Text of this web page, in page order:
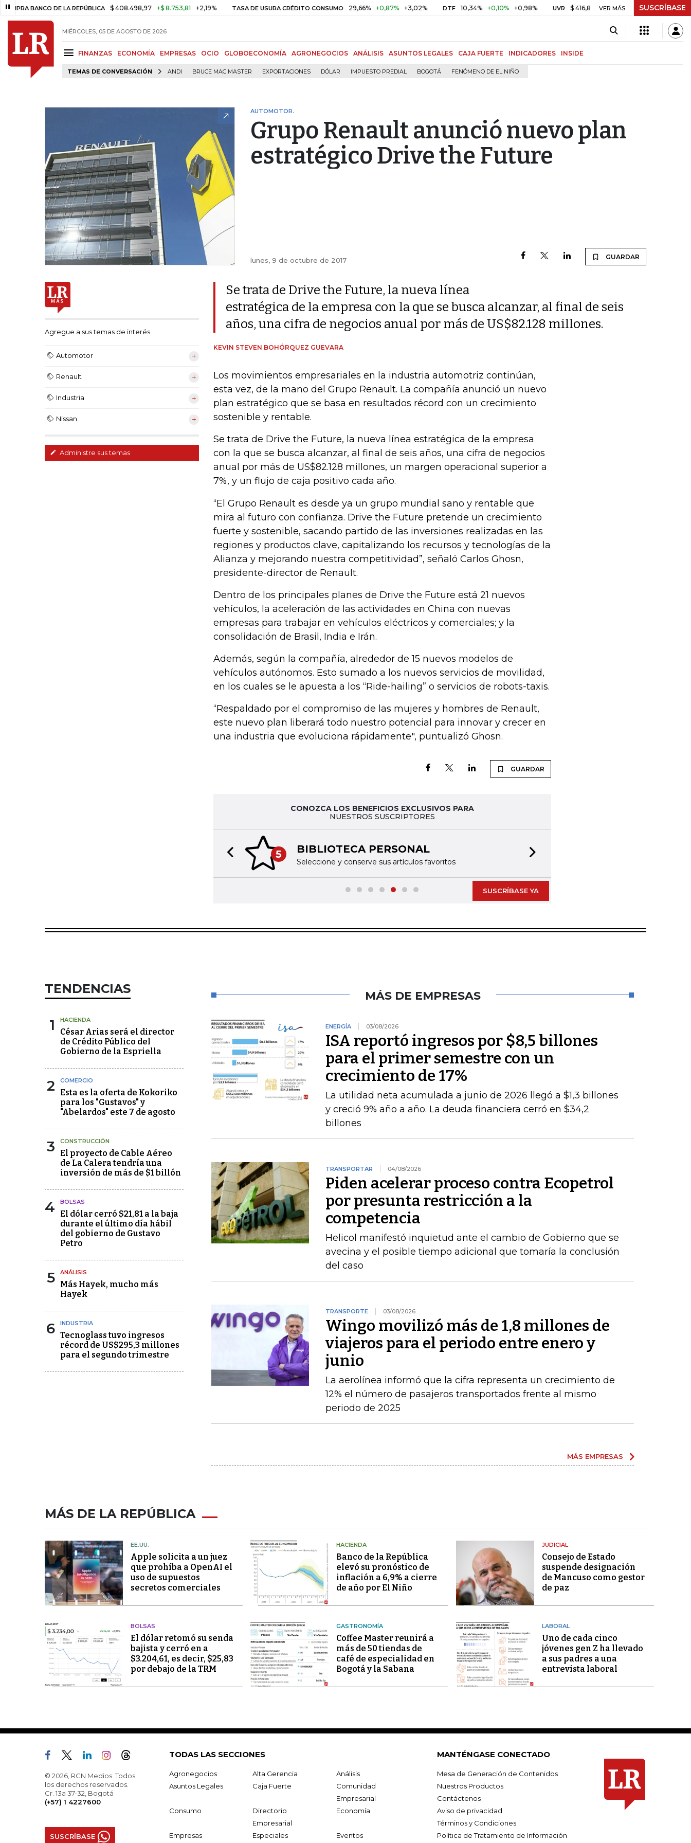
BANCO DE LA REPÚBLICA $ 408.498,97 +$ 8.753,81 +2,19% TASA DE USURA CRÉDITO CONSUMO 29,66% +0,87% +3,02% DTF 10,34% +0,10% +0,98% UVR $ 416,86 +$ 0,05 +0,01% BITCOIN US$
VER MÁS SUSCRÍBASE
MIÉRCOLES, 05 DE AGOSTO DE 2026
FINANZAS ECONOMÍA EMPRESAS OCIO GLOBOECONOMÍA AGRONEGOCIOS ANÁLISIS ASUNTOS LEGALES CAJA FUERTE INDICADORES INSIDE
TEMAS DE CONVERSACIÓN ANDI BRUCE MAC MASTER EXPORTACIONES DÓLAR IMPUESTO PREDIAL BOGOTÁ FENÓMENO DE EL NIÑO
AUTOMOTOR.
Grupo Renault anunció nuevo plan
estratégico Drive the Future
lunes, 9 de octubre de 2017 GUARDAR
Agregue a sus temas de interés
Automotor
Renault
Industria
Nissan
Administre sus temas
Se trata de Drive the Future, la nueva línea
estratégica de la empresa con la que se busca alcanzar, al final de seis
años, una cifra de negocios anual por más de US$82.128 millones.
KEVIN STEVEN BOHÓRQUEZ GUEVARA
Los movimientos empresariales en la industria automotriz continúan,
esta vez, de la mano del Grupo Renault. La compañía anunció un nuevo
plan estratégico que se basa en resultados récord con un crecimiento
sostenible y rentable.
Se trata de Drive the Future, la nueva línea estratégica de la empresa
con la que se busca alcanzar, al final de seis años, una cifra de negocios
anual por más de US$82.128 millones, un margen operacional superior a
7%, y un flujo de caja positivo cada año.
“El Grupo Renault es desde ya un grupo mundial sano y rentable que
mira al futuro con confianza. Drive the Future pretende un crecimiento
fuerte y sostenible, sacando partido de las inversiones realizadas en las
regiones y productos clave, capitalizando los recursos y tecnologías de la
Alianza y mejorando nuestra competitividad”, señaló Carlos Ghosn,
presidente-director de Renault.
Dentro de los principales planes de Drive the Future está 21 nuevos
vehículos, la aceleración de las actividades en China con nuevas
empresas para trabajar en vehículos eléctricos y comerciales; y la
consolidación de Brasil, India e Irán.
Además, según la compañía, alrededor de 15 nuevos modelos de
vehículos autónomos. Esto sumado a los nuevos servicios de movilidad,
en los cuales se le apuesta a los “Ride-hailing” o servicios de robots-taxis.
“Respaldado por el compromiso de las mujeres y hombres de Renault,
este nuevo plan liberará todo nuestro potencial para innovar y crecer en
una industria que evoluciona rápidamente", puntualizó Ghosn.
GUARDAR
CONOZCA LOS BENEFICIOS EXCLUSIVOS PARA
NUESTROS SUSCRIPTORES
5 BIBLIOTECA PERSONAL
Seleccione y conserve sus artículos favoritos
Previous slide
SUSCRÍBASE YA
TENDENCIAS
1 HACIENDA
César Arias será el director
de Crédito Público del
Gobierno de la Espriella
2 COMERCIO
Esta es la oferta de Kokoriko
para los "Gustavos" y
"Abelardos" este 7 de agosto
3 CONSTRUCCIÓN
El proyecto de Cable Aéreo
de La Calera tendría una
inversión de más de $1 billón
4 BOLSAS
El dólar cerró $21,81 a la baja
durante el último día hábil
del gobierno de Gustavo
Petro
5 ANÁLISIS
Más Hayek, mucho más
Hayek
6 INDUSTRIA
Tecnoglass tuvo ingresos
récord de US$295,3 millones
para el segundo trimestre
MÁS DE EMPRESAS
ENERGÍA 03/08/2026
ISA reportó ingresos por $8,5 billones
para el primer semestre con un
crecimiento de 17%
La utilidad neta acumulada a junio de 2026 llegó a $1,3 billones
y creció 9% año a año. La deuda financiera cerró en $34,2
billones
TRANSPORTAR 04/08/2026
Piden acelerar proceso contra Ecopetrol
por presunta restricción a la
competencia
Helicol manifestó inquietud ante el cambio de Gobierno que se
avecina y el posible tiempo adicional que tomaría la conclusión
del caso
TRANSPORTE 03/08/2026
Wingo movilizó más de 1,8 millones de
viajeros para el periodo entre enero y
junio
La aerolínea informó que la cifra representa un crecimiento de
12% el número de pasajeros transportados frente al mismo
periodo de 2025
MÁS EMPRESAS
MÁS DE LA REPÚBLICA
EE.UU.
Apple solicita a un juez
que prohíba a OpenAI el
uso de supuestos
secretos comerciales
HACIENDA
Banco de la República
elevó su pronóstico de
inflación a 6,9% a cierre
de año por El Niño
JUDICIAL
Consejo de Estado
suspende designación
de Mancuso como gestor
de paz
BOLSAS
El dólar retomó su senda
bajista y cerró en a
$3.204,61, es decir, $25,83
por debajo de la TRM
GASTRONOMÍA
Coffee Master reunirá a
más de 50 tiendas de
café de especialidad en
Bogotá y la Sabana
LABORAL
Uno de cada cinco
jóvenes gen Z ha llevado
a sus padres a una
entrevista laboral
© 2026, RCN Medios. Todos
los derechos reservados.
Cr. 13a 37-32, Bogotá
(+57) 1 4227600
SUSCRÍBASE
TODAS LAS SECCIONES
Agronegocios Alta Gerencia
Análisis
Asuntos Legales
Caja Fuerte
Comunidad
Empresarial
Consumo
Directorio
Empresarial
Economía
Empresas Especiales Eventos
MANTÉNGASE CONECTADO
Mesa de Generación de Contenidos
Nuestros Productos
Contáctenos
Aviso de privacidad
Términos y Condiciones
Política de Tratamiento de Información